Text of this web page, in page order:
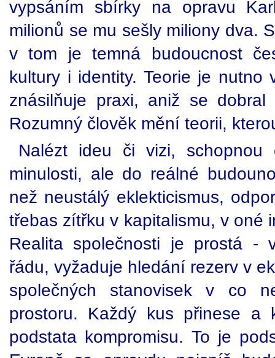
vypsáním sbírky na opravu
milionů se mu sešly miliony dva.
v tom je temná budoucnost
kultury i identity. Teorie je nutno
znásilňuje praxi, aniž se
Rozumný člověk mění teorii,
Nalézt ideu či vizi, schopnou
minulosti, ale do reálné
než neustálý eklekticismus,
třebas zítřku v kapitalismu, v oné
Realita společnosti je prostá -
řádu, vyžaduje hledání rezerv v
společných stanovisek v co
prostoru. Každý kus přinese
podstata kompromisu. To je